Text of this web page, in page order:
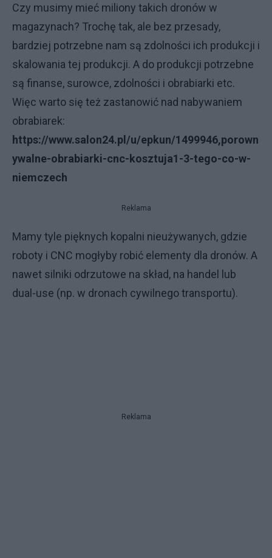
Czy musimy mieć miliony takich dronów w
magazynach? Trochę tak, ale bez przesady,
bardziej potrzebne nam są zdolności ich produkcji i
skalowania tej produkcji. A do produkcji potrzebne
są finanse, surowce, zdolności i obrabiarki etc.
Więc warto się też zastanowić nad nabywaniem
obrabiarek:
https://www.salon24.pl/u/epkun/1499946,porown
ywalne-obrabiarki-cnc-kosztuja1-3-tego-co-w-
niemczech
Reklama
Mamy tyle pięknych kopalni nieużywanych, gdzie
roboty i CNC mogłyby robić elementy dla dronów. A
nawet silniki odrzutowe na skład, na handel lub
dual-use (np. w dronach cywilnego transportu).
Reklama